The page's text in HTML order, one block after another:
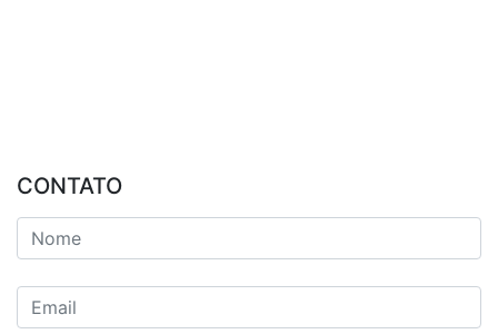
CONTATO